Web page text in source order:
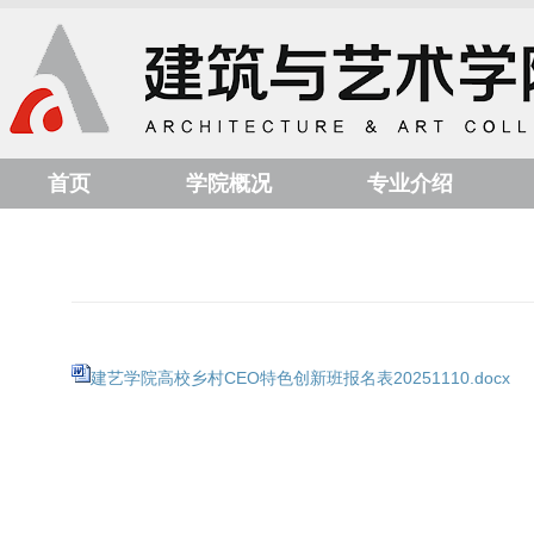
首页 学院概况 专业介绍
建艺学院高校乡村CEO特色创新班报名表20251110.docx